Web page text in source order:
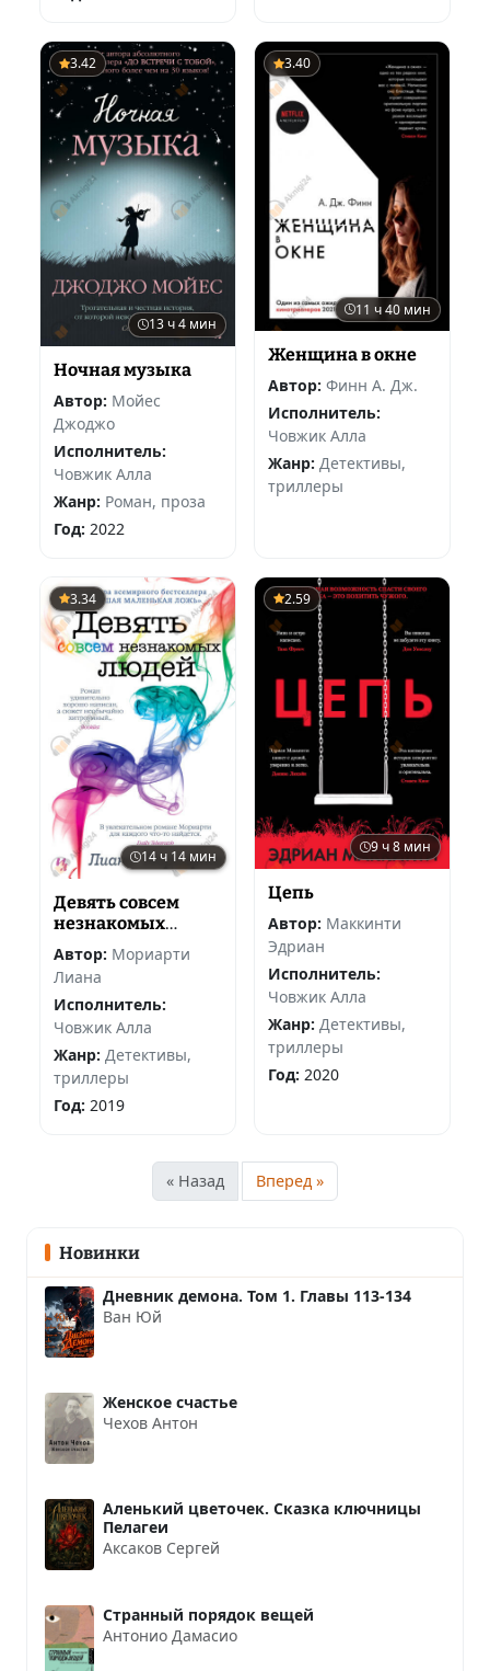
3.42
13 ч 4 мин
Ночная музыка
Автор: Мойес
Джоджо
Исполнитель:
Човжик Алла
Жанр: Роман, проза
Год: 2022
3.40
11 ч 40 мин
Женщина в окне
Автор: Финн А. Дж.
Исполнитель:
Човжик Алла
Жанр: Детективы,
триллеры
3.34
14 ч 14 мин
Девять совсем
незнакомых
людей
Автор: Мориарти
Лиана
Исполнитель:
Човжик Алла
Жанр: Детективы,
триллеры
Год: 2019
2.59
9 ч 8 мин
Цепь
Автор: Маккинти
Эдриан
Исполнитель:
Човжик Алла
Жанр: Детективы,
триллеры
Год: 2020
« Назад Вперед »
Новинки
Дневник демона. Том 1. Главы 113-134
Ван Юй
Женское счастье
Чехов Антон
Аленький цветочек. Сказка ключницы
Пелагеи
Аксаков Сергей
Странный порядок вещей
Антонио Дамасио